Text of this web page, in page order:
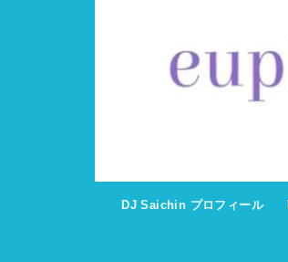
DJ Saichin プロフィール